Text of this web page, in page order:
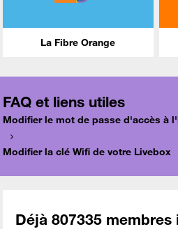
La Fibre Orange
FAQ et liens utiles
Modifier le mot de passe d'accès à
Modifier la clé Wifi de votre Livebox
Déjà 807335 membres